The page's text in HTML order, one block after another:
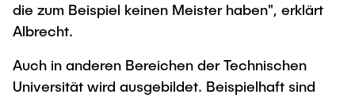
die zum Beispiel keinen Meister haben", erklärt
Albrecht.
Auch in anderen Bereichen der Technischen
Universität wird ausgebildet. Beispielhaft sind